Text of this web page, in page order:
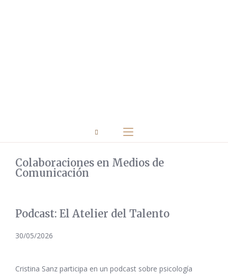
Colaboraciones en Medios de
Comunicación
Podcast: El Atelier del Talento
30/05/2026
Cristina Sanz participa en un podcast sobre psicología